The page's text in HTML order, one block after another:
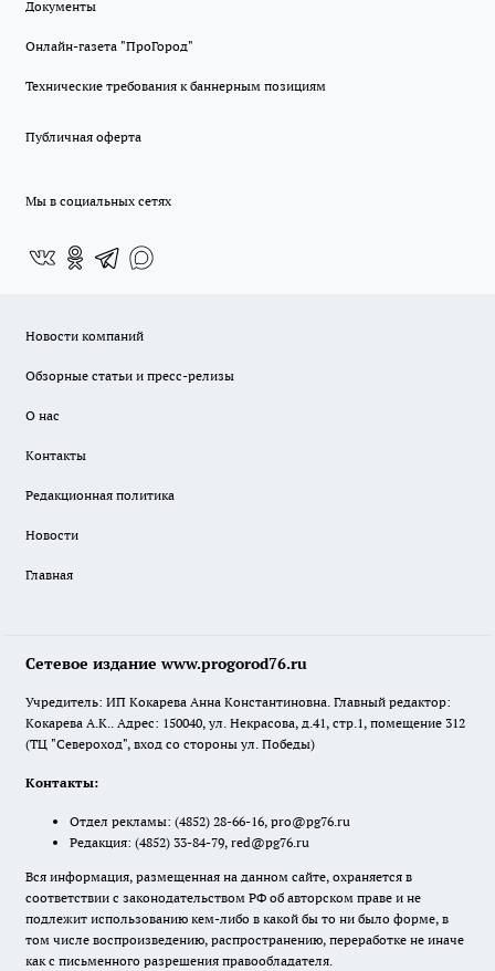
Документы
Онлайн-газета "ПроГород"
Технические требования к баннерным позициям
Публичная оферта
Мы в социальных сетях
Новости компаний
Обзорные статьи и пресс-релизы
О нас
Контакты
Редакционная политика
Новости
Главная
Сетевое издание www.progorod76.ru
Учредитель: ИП Кокарева Анна Константиновна. Главный редактор:
Кокарева А.К.. Адрес: 150040, ул. Некрасова, д.41, стр.1, помещение 312
(ТЦ "Североход", вход со стороны ул. Победы)
Контакты:
Отдел рекламы: (4852) 28-66-16, pro@pg76.ru
Редакция: (4852) 33-84-79, red@pg76.ru
Вся информация, размещенная на данном сайте, охраняется в
соответствии с законодательством РФ об авторском праве и не
подлежит использованию кем-либо в какой бы то ни было форме, в
том числе воспроизведению, распространению, переработке не иначе
как с письменного разрешения правообладателя.